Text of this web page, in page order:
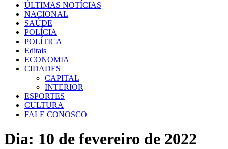
ÚLTIMAS NOTÍCIAS
NACIONAL
SAÚDE
POLÍCIA
POLÍTICA
Editais
ECONOMIA
CIDADES
CAPITAL
INTERIOR
ESPORTES
CULTURA
FALE CONOSCO
Dia: 10 de fevereiro de 2022